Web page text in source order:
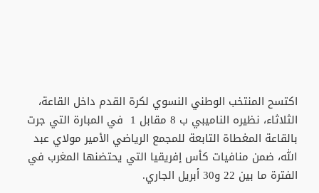
اكتسح المنتخب الوطني النسوي لكرة القدم داخل القاعة،
الثلاثاء، نظيره الناميبي ب 8 مقابل 1 في المبارة التي جرت
بالقاعة المغطاة التابعة للمجمع الرياضي الأمير مولاي عبد
الله، ضمن منافيات كأس إفريقيا التي يحتضنها المغرب في
الفترة ما بين 22 و30 أبريل الجاري.